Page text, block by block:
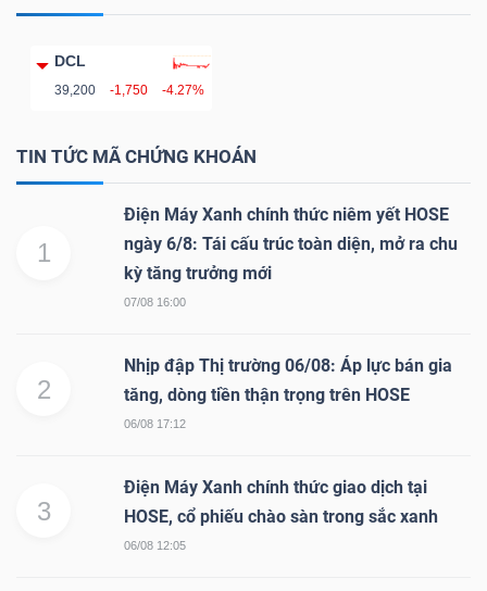
DCL
39,200 -1,750 -4.27%
TIN TỨC MÃ CHỨNG KHOÁN
1
Điện Máy Xanh chính thức niêm yết HOSE
ngày 6/8: Tái cấu trúc toàn diện, mở ra chu
kỳ tăng trưởng mới
07/08 16:00
2
Nhịp đập Thị trường 06/08: Áp lực bán gia
tăng, dòng tiền thận trọng trên HOSE
06/08 17:12
3
Điện Máy Xanh chính thức giao dịch tại
HOSE, cổ phiếu chào sàn trong sắc xanh
06/08 12:05
VẬT
LIỆU
DÙNG